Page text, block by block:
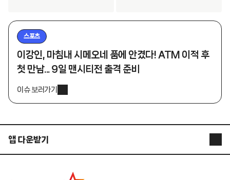
스포츠
이강인, 마침내 시메오네 품에 안겼다! ATM 이적 후
첫 만남... 9일 맨시티전 출격 준비
이슈 보러가기
앱 다운받기